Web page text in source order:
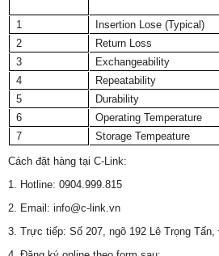
1
Insertion Lose (Typical)
2
Return Loss
3
Exchangeability
4
Repeatability
5
Durability
6
Operating Temperature
7
Storage Tempeature
Cách đặt hàng tại C-Link:
1. Hotline: 0904.999.815
2. Email: info@c-link.vn
3. Trực tiếp: Số 207, ngõ 192 Lê Trọng